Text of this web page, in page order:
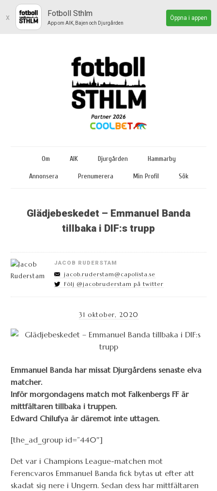
x Fotboll Sthlm
App om AIK, Bajen och Djurgården
Öppna i appen
Om AIK Djurgården Hammarby
Annonsera Prenumerera Min Profil Sök
Glädjebeskedet – Emmanuel Banda
tillbaka i DIF:s trupp
JACOB RUDERSTAM
jacob.ruderstam@capolista.se
Följ @jacobruderstam på twitter
31 oktober, 2020
Emmanuel Banda har missat Djurgårdens senaste elva
matcher.
Inför morgondagens match mot Falkenbergs FF är
mittfältaren tillbaka i truppen.
Edward Chilufya är däremot inte uttagen.
[the_ad_group id=”440″]
Det var i Champions League-matchen mot
Ferencvaros Emmanuel Banda fick bytas ut efter att
skadat sig nere i Ungern. Sedan dess har mittfältaren